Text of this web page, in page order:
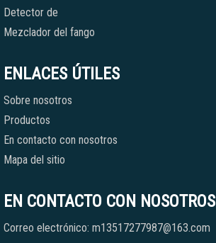
Detector de
Mezclador del fango
ENLACES ÚTILES
Sobre nosotros
Productos
En contacto con nosotros
Mapa del sitio
EN CONTACTO CON NOSOTROS
Correo electrónico: m13517277987@163.com